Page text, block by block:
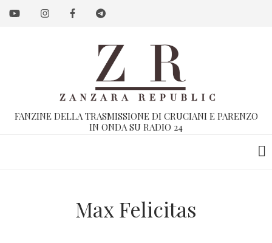
Salta
FANZINE DELLA TRASMISSIONE DI CRUCIANI E PARENZO
IN ONDA SU RADIO 24
Max Felicitas